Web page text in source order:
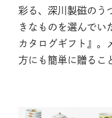
彩る、深川製磁のう
きなものを選んでい
カタログギフト』。
方にも簡単に贈るこ